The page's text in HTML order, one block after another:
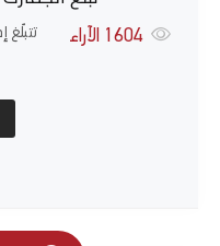
الآراء
تتبلّغ